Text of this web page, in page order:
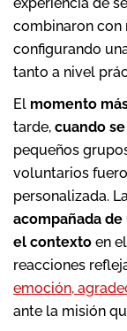
combinaron con
configurando
tanto a nivel
El momento
tarde, cuando
pequeños
voluntarios
personalizada.
acompañada
el contexto en
reacciones
emoción,
ante la misión